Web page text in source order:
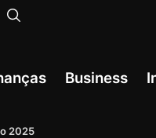
Business
2025